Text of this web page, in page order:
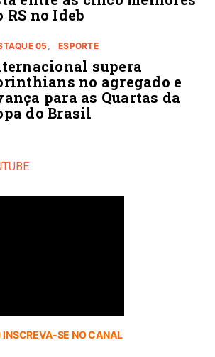
RS no Ideb
05 ESPORTE
supera
no agregado e
para as Quartas da
do Brasil
INSCREVA-SE NO CANAL